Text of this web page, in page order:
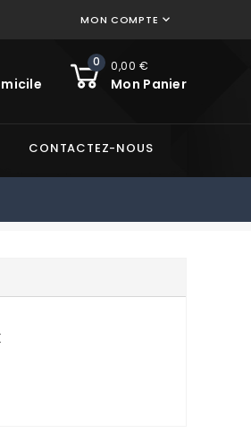
MON COMPTE 
0 0,00 €
Mon Panier
CONTACTEZ-NOUS